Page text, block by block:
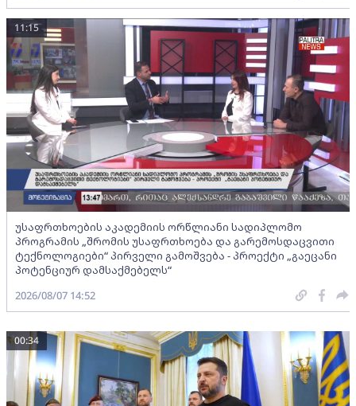
უსაფრთხოების აკადემიის ორწლიანი სადიპლომო
პროგრამის „შრომის უსაფრთხოება და გარემოსდაცვითი
ტექნოლოგიები“ პირველი გამოშვება - პროექტი „გაეცანი
პოტენციურ დამსაქმებელს“
11:15
2026/08/07 14:52
00:34